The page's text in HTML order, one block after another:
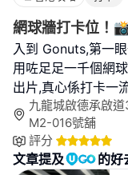
網球牆打卡位！
入到 Gonuts,第一
用咗足足一千個網
出片,真心係打卡一
九龍城啟德承啟
M2-016號舖
評分
文章提及 的好